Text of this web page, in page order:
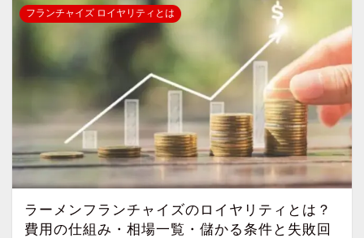
フランチャイズ ロイヤリティとは
ラーメンフランチャイズのロイヤリティとは？
費用の仕組み・相場一覧・儲かる条件と失敗回